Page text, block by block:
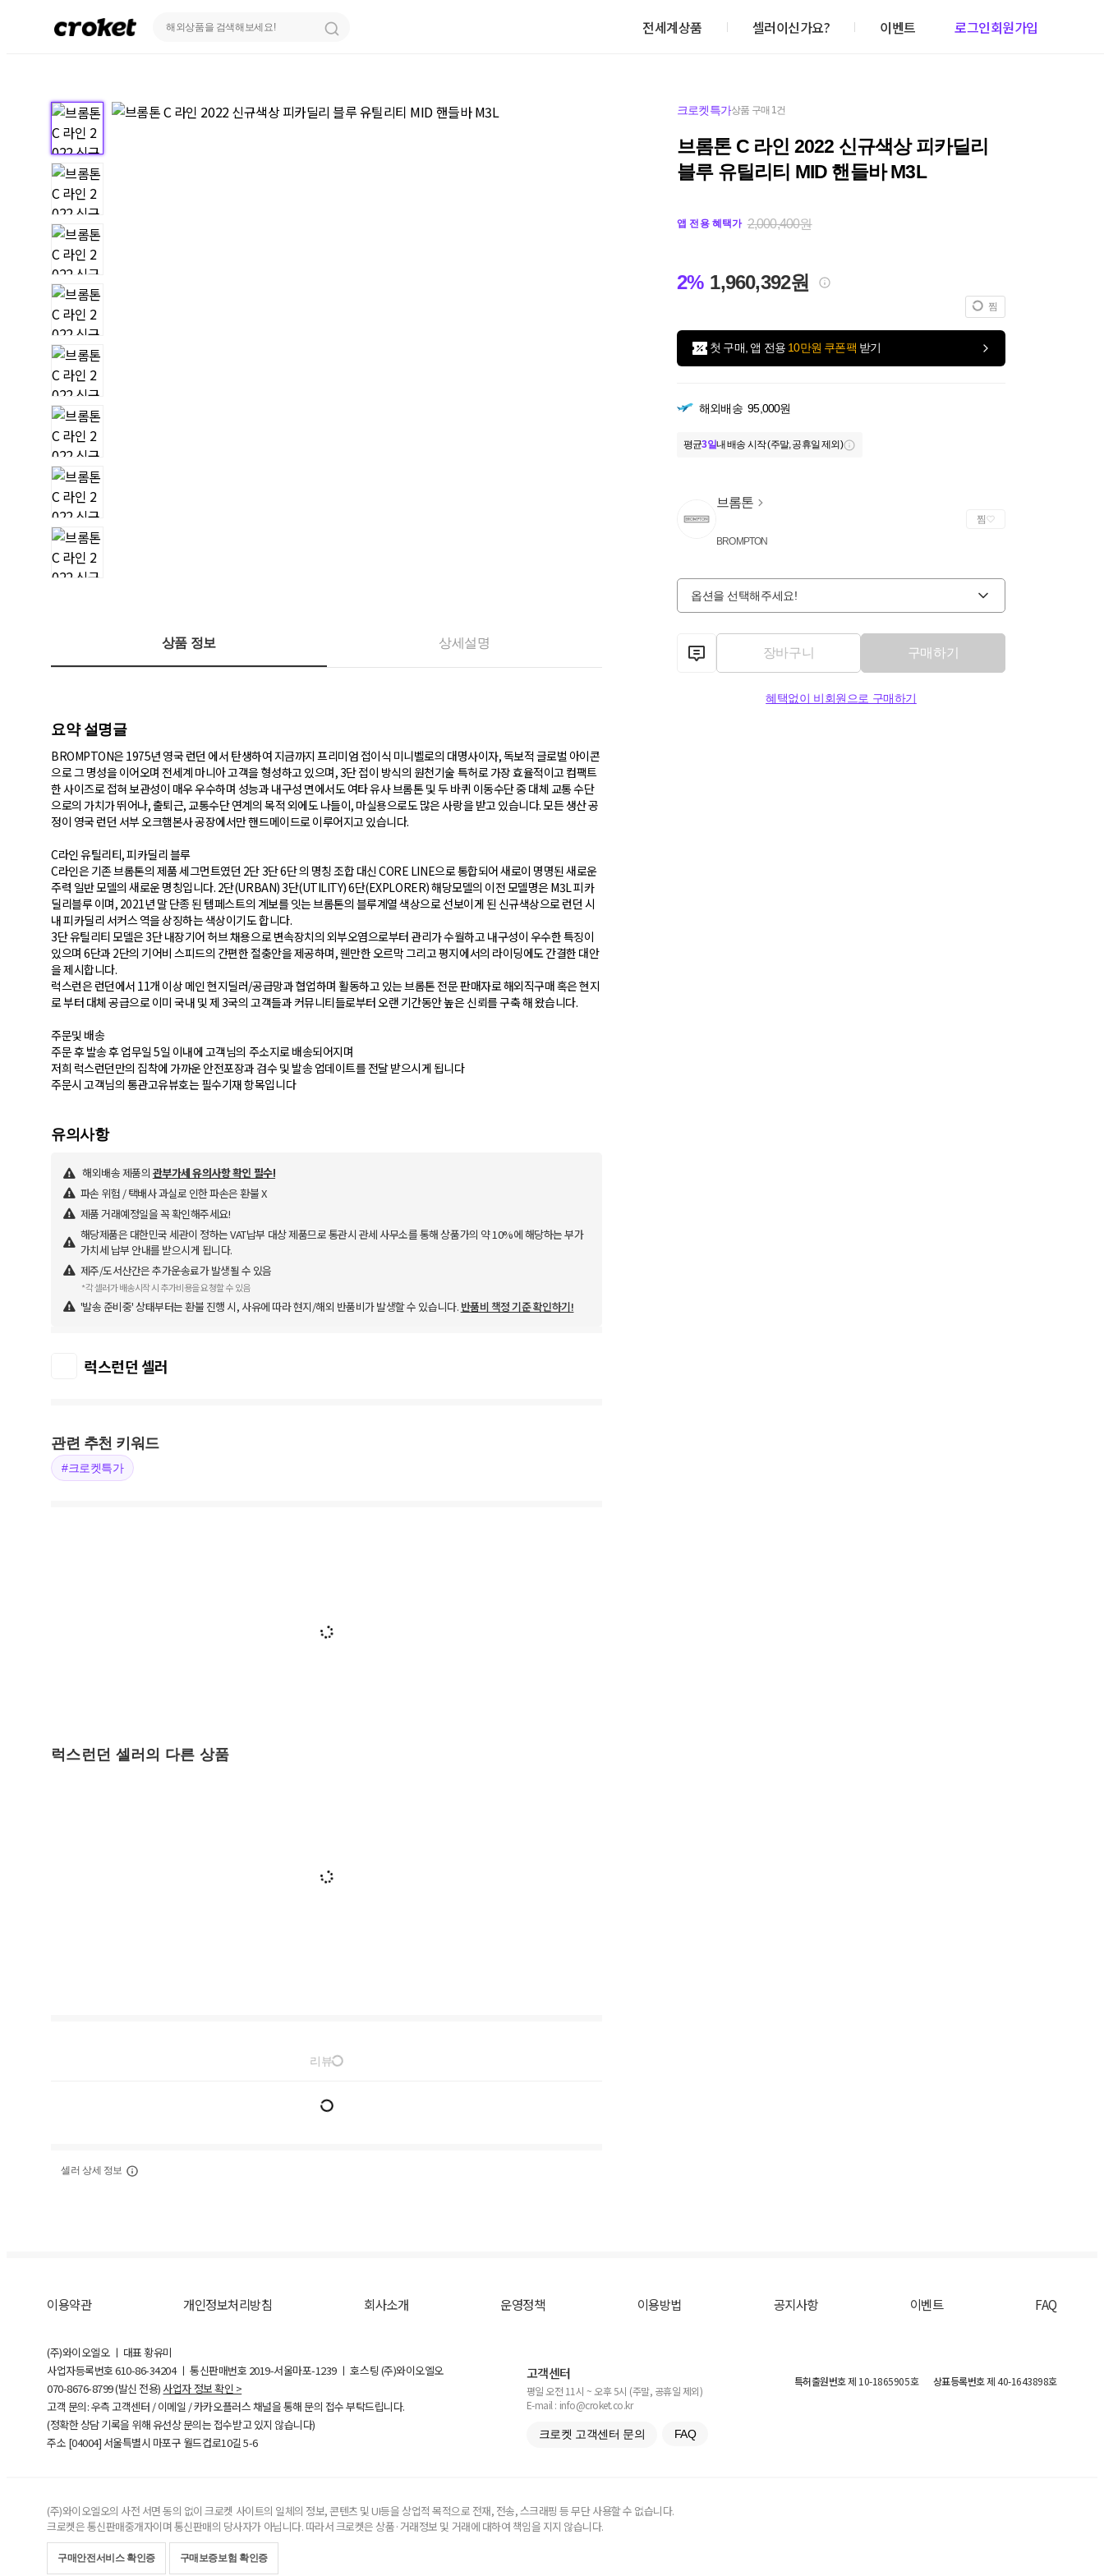
전세계상품 셀러이신가요? 이벤트 로그인회원가입
크로켓특가상품 구매 1건
브롬톤 C 라인 2022 신규색상 피카딜리
블루 유틸리티 MID 핸들바 M3L
앱 전용 혜택가 2,000,400원
2% 1,960,392원
찜
첫 구매, 앱 전용 10만원 쿠폰팩 받기
해외배송 95,000원
평균3일내 배송 시작 (주말, 공휴일 제외)
브롬톤
BROMPTON
찜
옵션을 선택해주세요!
장바구니 구매하기
혜택없이 비회원으로 구매하기
상품 정보 상세설명
요약 설명글
BROMPTON은 1975년 영국 런던 에서 탄생하여 지금까지 프리미엄 접이식 미니벨로의 대명사이자, 독보적 글로벌 아이콘
으로 그 명성을 이어오며 전세계 마니아 고객을 형성하고 있으며, 3단 접이 방식의 원천기술 특허로 가장 효율적이고 컴팩트
한 사이즈로 접혀 보관성이 매우 우수하며 성능과 내구성 면에서도 여타 유사 브롬톤 및 두 바퀴 이동수단 중 대체 교통 수단
으로의 가치가 뛰어나, 출퇴근, 교통수단 연계의 목적 외에도 나들이, 마실용으로도 많은 사랑을 받고 있습니다. 모든 생산 공
정이 영국 런던 서부 오크햄본사 공장에서만 핸드메이드로 이루어지고 있습니다.
C라인 유틸리티, 피카딜리 블루
C라인은 기존 브롬톤의 제품 세그먼트였던 2단 3단 6단 의 명칭 조합 대신 CORE LINE으로 통합되어 새로이 명명된 새로운
주력 일반 모델의 새로운 명칭입니다. 2단(URBAN) 3단(UTILITY) 6단(EXPLORER) 해당모델의 이전 모델명은 M3L 피카
딜리블루 이며, 2021년 말 단종 된 템페스트의 계보를 잇는 브롬톤의 블루계열 색상으로 선보이게 된 신규색상으로 런던 시
내 피카딜리 서커스 역을 상징하는 색상이기도 합니다.
3단 유틸리티 모델은 3단 내장기어 허브 채용으로 변속장치의 외부오염으로부터 관리가 수월하고 내구성이 우수한 특징이
있으며 6단과 2단의 기어비 스피드의 간편한 절충안을 제공하며, 웬만한 오르막 그리고 평지에서의 라이딩에도 간결한 대안
을 제시합니다.
럭스런은 런던에서 11개 이상 메인 현지딜러/공급망과 협업하며 활동하고 있는 브롬톤 전문 판매자로 해외직구매 혹은 현지
로 부터 대체 공급으로 이미 국내 및 제 3국의 고객들과 커뮤니티들로부터 오랜 기간동안 높은 신뢰를 구축 해 왔습니다.
주문및 배송
주문 후 발송 후 업무일 5일 이내에 고객님의 주소지로 배송되어지며
저희 럭스런던만의 집착에 가까운 안전포장과 검수 및 발송 업데이트를 전달 받으시게 됩니다
주문시 고객님의 통관고유뷰호는 필수기재 항목입니다
유의사항
해외배송 제품의 관부가세 유의사항 확인 필수!
파손 위험 / 택배사 과실로 인한 파손은 환불 X
제품 거래예정일을 꼭 확인해주세요!
해당제품은 대한민국 세관이 정하는 VAT납부 대상 제품므로 통관시 관세 사무소를 통해 상품가의 약 10%에 해당하는 부가
가치세 납부 안내를 받으시게 됩니다.
제주/도서산간은 추가운송료가 발생될 수 있음
*각 셀러가 배송시작 시 추가비용을 요청할 수 있음
'발송 준비중' 상태부터는 환불 진행 시, 사유에 따라 현지/해외 반품비가 발생할 수 있습니다. 반품비 책정 기준 확인하기!
럭스런던 셀러
관련 추천 키워드
#크로켓특가
럭스런던 셀러의 다른 상품
리뷰
셀러 상세 정보
이용약관 개인정보처리방침 회사소개 운영정책 이용방법 공지사항 이벤트 FAQ
(주)와이오엘오 ㅣ 대표 황유미
사업자등록번호610-86-34204ㅣ 통신판매번호 2019-서울마포-1239 ㅣ 호스팅 (주)와이오엘오
070-8676-8799 (발신 전용) 사업자 정보 확인 >
고객 문의: 우측 고객센터 / 이메일 / 카카오플러스 채널을 통해 문의 접수 부탁드립니다.
(정확한 상담 기록을 위해 유선상 문의는 접수받고 있지 않습니다)
주소 [04004] 서울특별시 마포구 월드컵로10길5-6
고객센터
평일 오전 11시 ~ 오후 5시 (주말, 공휴일 제외)
E-mail : info@croket.co.kr
크로켓 고객센터 문의 FAQ
특허출원번호제 10-1865905호 상표등록번호제 40-1643898호
(주)와이오엘오의 사전 서면 동의 없이 크로켓 사이트의 일체의 정보, 콘텐츠 및 UI등을 상업적 목적으로 전재, 전송, 스크래핑 등 무단 사용할 수 없습니다.
크로켓은 통신판매중개자이며 통신판매의 당사자가 아닙니다. 따라서 크로켓은 상품·거래정보 및 거래에 대하여 책임을 지지 않습니다.
구매안전서비스 확인증 구매보증보험 확인증